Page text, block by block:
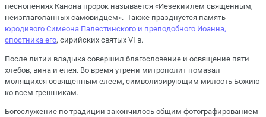
песнопениях Канона пророк называется «Иезекиилем священным,
неизглаголанных самовидцем». Также празднуется память
юродивого Симеона Палестинского и преподобного Иоанна,
спостника его, сирийских святых VI в.
После литии владыка совершил благословение и освящение пяти
хлебов, вина и елея. Во время утрени митрополит помазал
молящихся освященным елеем, символизирующим милость Божию
ко всем грешникам.
Богослужение по традиции закончилось общим фотографированием